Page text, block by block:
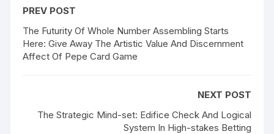
PREV POST
The Futurity Of Whole Number Assembling Starts
Here: Give Away The Artistic Value And Discernment
Affect Of Pepe Card Game
NEXT POST
The Strategic Mind-set: Edifice Check And Logical
System In High-stakes Betting